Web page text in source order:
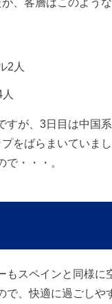
2人
すが、3日目は中国
をばらまいていま
で・・・。
もスペインと同様に
で、快適に過ごしや